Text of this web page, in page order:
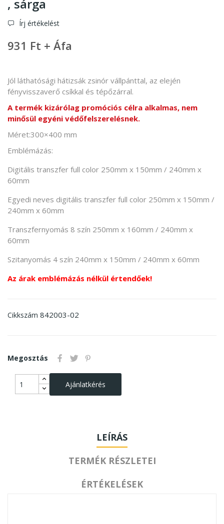
, sárga
Írj értékelést
931 Ft + Áfa
Jól láthatósági hátizsák zsinór vállpánttal, az elején
fényvisszaverő csíkkal és tépőzárral.
A termék kizárólag promóciós célra alkalmas, nem
minősül egyéni védőfelszerelésnek.
Méret:300×400 mm
Emblémázás:
Digitális transzfer full color 250mm x 150mm / 240mm x
60mm
Egyedi neves digitális transzfer full color 250mm x 150mm /
240mm x 60mm
Transzfernyomás 8 szín 250mm x 160mm / 240mm x
60mm
Szitanyomás 4 szín 240mm x 150mm / 240mm x 60mm
Az árak emblémázás nélkül értendőek!
Cikkszám 842003-02
Megosztás
Ajánlatkérés
LEÍRÁS
TERMÉK RÉSZLETEI
ÉRTÉKELÉSEK